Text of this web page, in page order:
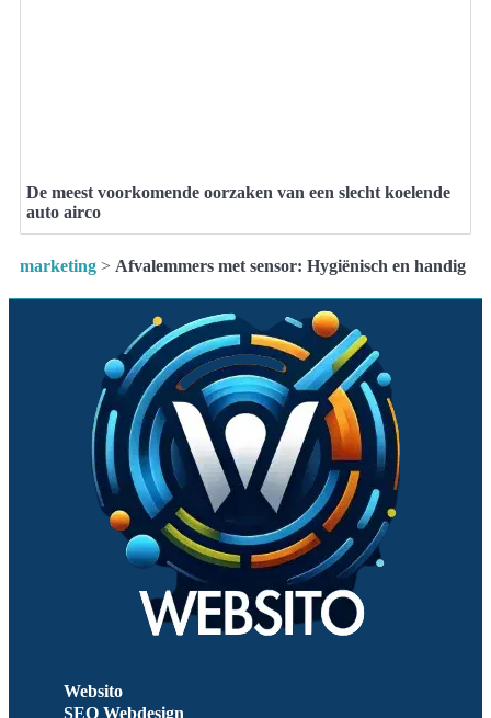
De meest voorkomende oorzaken van een slecht koelende
auto airco
marketing > Afvalemmers met sensor: Hygiënisch en handig
Websito
SEO Webdesign